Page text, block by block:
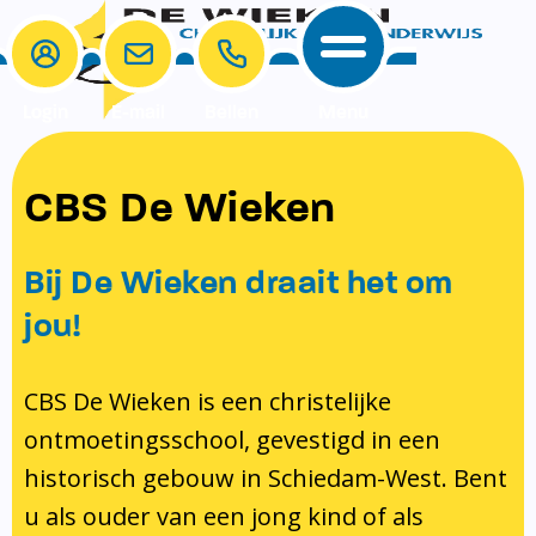
School
School
Onze visie rondom christelijke
identiteit
Pedagogisch klimaat en veiligheid
Bibliotheek
Ondersteuning
Ouders
MR & GMR
Aanmelden nieuwe leerling
Verlof aanvragen
Bibliotheek op school
Te weinig geld?
Contact
E-mail
CBS De Wieken
Bij De Wieken draait het om
jou!
CBS De Wieken is een christelijke
ontmoetingsschool, gevestigd in een
historisch gebouw in Schiedam-West. Bent
u als ouder van een jong kind of als